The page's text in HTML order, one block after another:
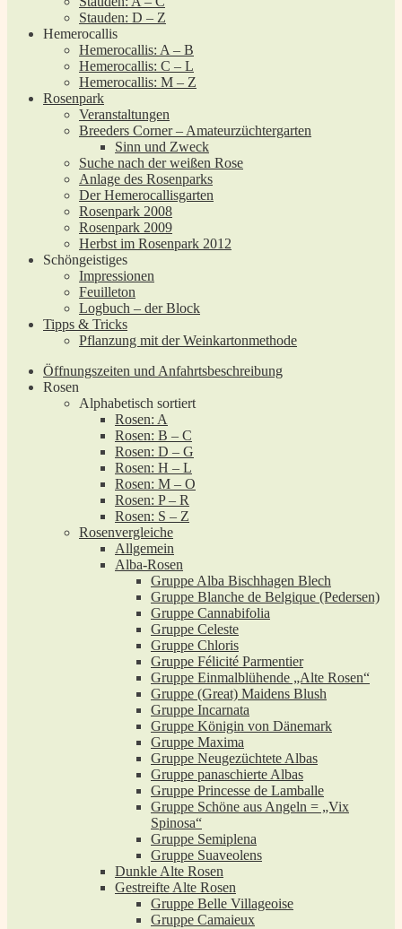
Stauden: D – Z
Hemerocallis
Hemerocallis: A – B
Hemerocallis: C – L
Hemerocallis: M – Z
Rosenpark
Veranstaltungen
Breeders Corner – Amateurzüchtergarten
Sinn und Zweck
Suche nach der weißen Rose
Anlage des Rosenparks
Der Hemerocallisgarten
Rosenpark 2008
Rosenpark 2009
Herbst im Rosenpark 2012
Schöngeistiges
Impressionen
Feuilleton
Logbuch – der Block
Tipps & Tricks
Pflanzung mit der Weinkartonmethode
Öffnungszeiten und Anfahrtsbeschreibung
Rosen
Alphabetisch sortiert
Rosen: A
Rosen: B – C
Rosen: D – G
Rosen: H – L
Rosen: M – O
Rosen: P – R
Rosen: S – Z
Rosenvergleiche
Allgemein
Alba-Rosen
Gruppe Alba Bischhagen Blech
Gruppe Blanche de Belgique (Pedersen)
Gruppe Cannabifolia
Gruppe Celeste
Gruppe Chloris
Gruppe Félicité Parmentier
Gruppe Einmalblühende „Alte Rosen“
Gruppe (Great) Maidens Blush
Gruppe Incarnata
Gruppe Königin von Dänemark
Gruppe Maxima
Gruppe Neugezüchtete Albas
Gruppe panaschierte Albas
Gruppe Princesse de Lamballe
Gruppe Schöne aus Angeln = „Vix
Spinosa“
Gruppe Semiplena
Gruppe Suaveolens
Dunkle Alte Rosen
Gestreifte Alte Rosen
Gruppe Belle Villageoise
Gruppe Camaieux